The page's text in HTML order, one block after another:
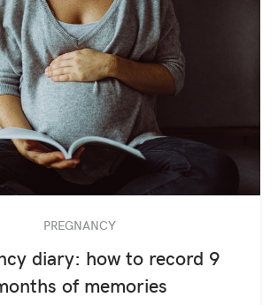
PREGNANCY
diary: how to record 9
of memories